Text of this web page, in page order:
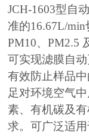
JCH-1603型自
准的16.67L/
PM10、PM2.5
可实现滤膜自
有效防止样品
足对环境空气
素、有机碳及
求。可广泛适